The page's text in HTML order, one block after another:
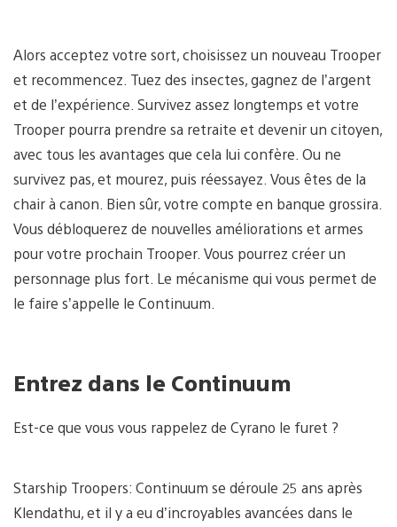
Alors acceptez votre sort, choisissez un nouveau Trooper
et recommencez. Tuez des insectes, gagnez de l’argent
et de l’expérience. Survivez assez longtemps et votre
Trooper pourra prendre sa retraite et devenir un citoyen,
avec tous les avantages que cela lui confère. Ou ne
survivez pas, et mourez, puis réessayez. Vous êtes de la
chair à canon. Bien sûr, votre compte en banque grossira.
Vous débloquerez de nouvelles améliorations et armes
pour votre prochain Trooper. Vous pourrez créer un
personnage plus fort. Le mécanisme qui vous permet de
le faire s’appelle le Continuum.
Entrez dans le Continuum
Est-ce que vous vous rappelez de Cyrano le furet ?
Starship Troopers: Continuum se déroule 25 ans après
Klendathu, et il y a eu d’incroyables avancées dans le